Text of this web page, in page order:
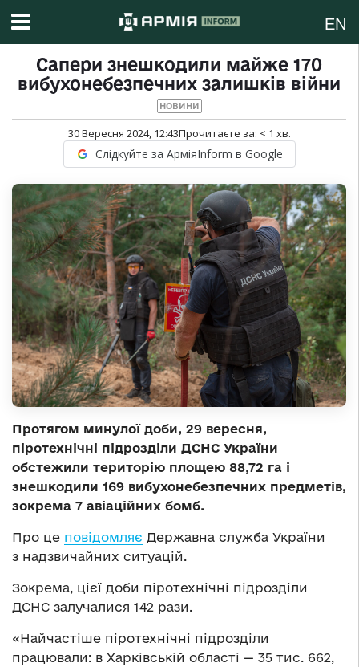
EN
Сапери знешкодили майже 170
вибухонебезпечних залишків війни
НОВИНИ
30 Вересня 2024, 12:43Прочитаєте за: < 1 хв.
Слідкуйте за АрміяInform в Google
Протягом минулої доби, 29 вересня,
піротехнічні підрозділи ДСНС України
обстежили територію площею 88,72 га і
знешкодили 169 вибухонебезпечних предметів,
зокрема 7 авіаційних бомб.
Про це повідомляє Державна служба України
з надзвичайних ситуацій.
Зокрема, цієї доби піротехнічні підрозділи
ДСНС залучалися 142 рази.
«Найчастіше піротехнічні підрозділи
працювали: в Харківській області — 35 тис. 662,